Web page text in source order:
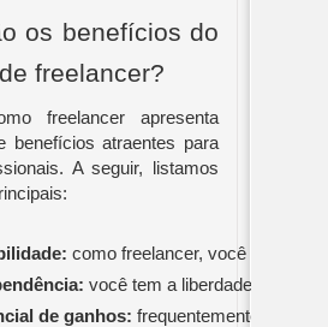
os benefícios do
freelancer?
freelancer apresenta
benefícios atraentes para
A seguir, listamos
como freelancer, você tem a
você tem a liberdade de
de ganhos: frequentemente, a